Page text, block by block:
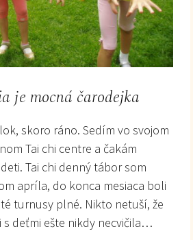
je mocná čarodejka
skoro ráno. Sedím vo svojom
Tai chi centre a čakám
Tai chi denný tábor som
apríla, do konca mesiaca boli
turnusy plné. Nikto netuší, že
s deťmi ešte nikdy necvičila…